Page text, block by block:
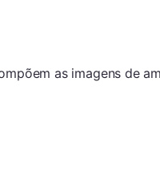
as imagens de